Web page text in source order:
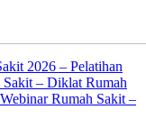
2026 – Pelatihan
– Diklat Rumah
Rumah Sakit –